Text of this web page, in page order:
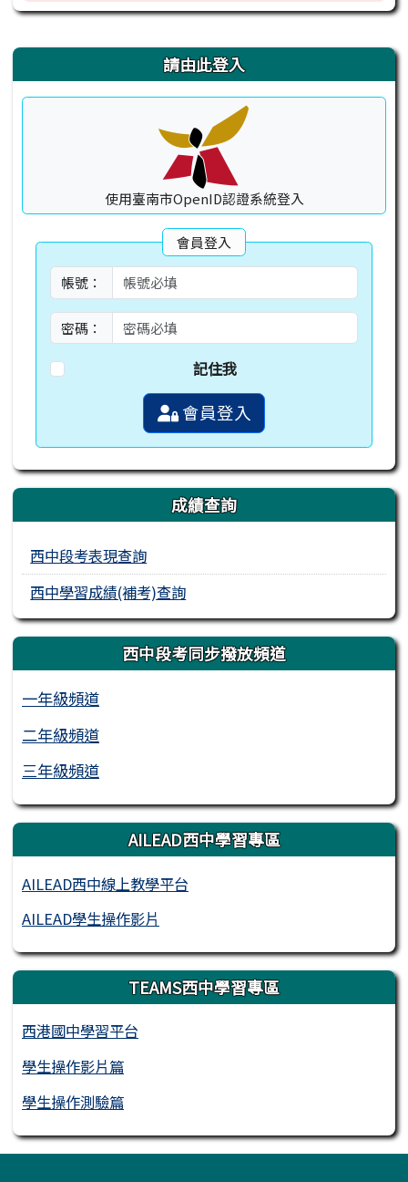
右邊區域內容 請由此登入
使用臺南市OpenID認證系統登入
會員登入
帳號：
密碼：
記住我
會員登入
成績查詢
西中段考表現查詢
西中學習成績(補考)查詢
西中段考同步撥放頻道
一年級頻道
二年級頻道
三年級頻道
AILEAD西中學習專區
AILEAD西中線上教學平台
AILEAD學生操作影片
TEAMS西中學習專區
西港國中學習平台
學生操作影片篇
學生操作測驗篇